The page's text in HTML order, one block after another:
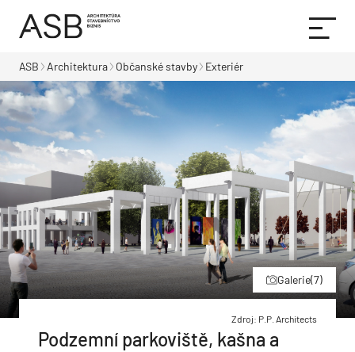
ASB Architektura Občanské stavby Exteriér
Galerie(7)
Zdroj: P.P. Architects
Podzemní parkoviště, kašna a